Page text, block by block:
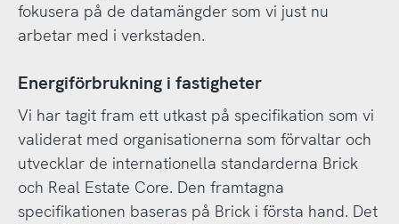
fokusera på de datamängder som vi just nu
arbetar med i verkstaden.
Energiförbrukning i fastigheter
Vi har tagit fram ett utkast på specifikation som vi
validerat med organisationerna som förvaltar och
utvecklar de internationella standarderna Brick
och Real Estate Core. Den framtagna
specifikationen baseras på Brick i första hand. Det